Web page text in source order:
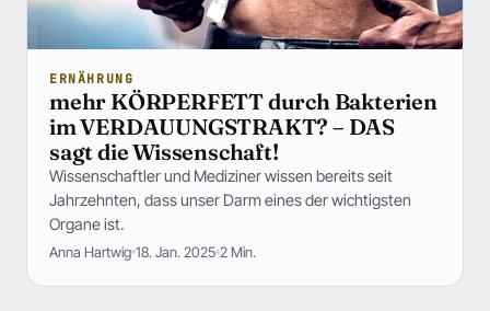
ERNÄHRUNG
mehr KÖRPERFETT durch Bakterien
im VERDAUUNGSTRAKT? – DAS
sagt die Wissenschaft!
Wissenschaftler und Mediziner wissen bereits seit
Jahrzehnten, dass unser Darm eines der wichtigsten
Organe ist.
Anna Hartwig 18. Jan. 2025 2 Min.